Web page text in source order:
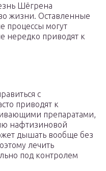
Шёгрена
жизни. Оставленные
процессы могут
нередко приводят к
с
приводят к
препаратами,
нафтизиновой
дышать вообще без
лечить
под контролем